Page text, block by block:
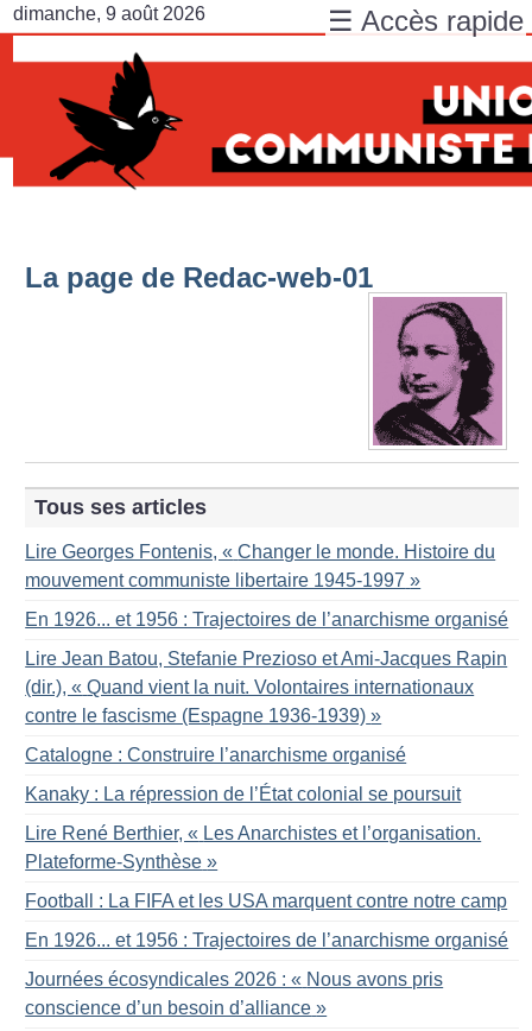
dimanche, 9 août 2026
La page de Redac-web-01
Tous ses articles
Lire Georges Fontenis, « Changer le monde. Histoire du
mouvement communiste libertaire 1945-1997 »
En 1926... et 1956 : Trajectoires de l’anarchisme organisé
Lire Jean Batou, Stefanie Prezioso et Ami-Jacques Rapin
(dir.), « Quand vient la nuit. Volontaires internationaux
contre le fascisme (Espagne 1936-1939) »
Catalogne : Construire l’anarchisme organisé
Kanaky : La répression de l’État colonial se poursuit
Lire René Berthier, « Les Anarchistes et l’organisation.
Plateforme-Synthèse »
Football : La FIFA et les USA marquent contre notre camp
En 1926... et 1956 : Trajectoires de l’anarchisme organisé
Journées écosyndicales 2026 : « Nous avons pris
conscience d’un besoin d’alliance »
☰ Accès rapide